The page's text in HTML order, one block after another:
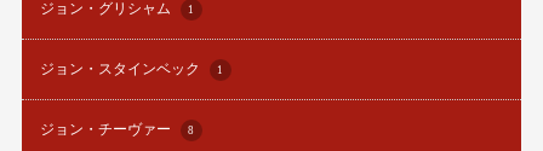
ジョン・グリシャム 1
ジョン・スタインベック 1
ジョン・チーヴァー 8